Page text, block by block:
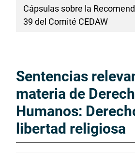
Cápsulas sobre la
39 del Comité CEDAW
Sentencias
materia de
Humanos:
libertad religiosa